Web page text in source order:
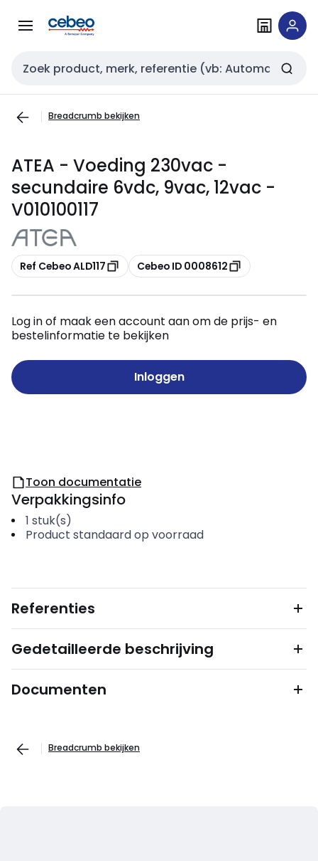
naar
naar
Zoekveld invoer
Breadcrumb bekijken
ATEA - Voeding 230vac -
secundaire 6vdc, 9vac, 12vac -
V010100117
Kopiëren
Ref Cebeo ALD117 Kopiëren
Cebeo ID 0008612
Log in of maak een account aan om de prijs- en
bestelinformatie te bekijken
Inloggen
Toon documentatie
Verpakkingsinfo
1 stuk(s)
Product standaard op voorraad
Referenties
Gedetailleerde beschrijving
Documenten
Breadcrumb bekijken